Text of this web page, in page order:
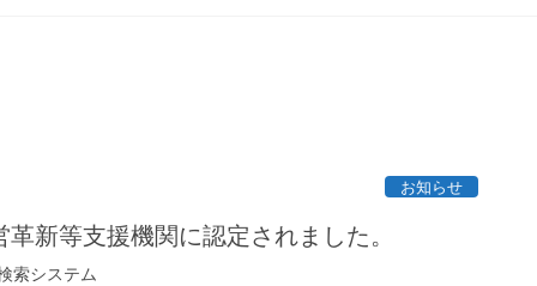
お知らせ
新等支援機関に認定されました。
索システム